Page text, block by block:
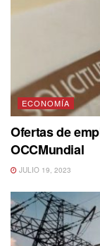
ECONOMÍA
Ofertas de
OCCMundial
JULIO 19, 2023